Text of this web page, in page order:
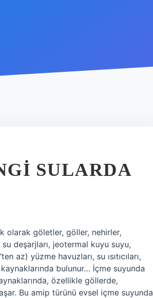
SULARDA
olarak göletler, göller, nehirler,
deşarjları, jeotermal kuyu suyu,
az) yüzme havuzları, su ısıtıcıları,
bulunur… İçme suyunda
özellikle göllerde,
Bu amip türünü evsel içme suyunda